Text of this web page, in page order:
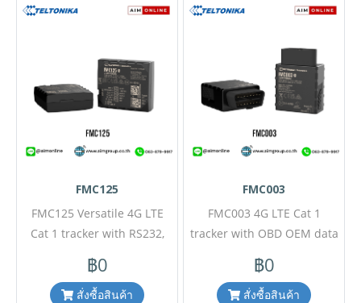
เช็คสต๊อกล่าสุดสินค้าก่อนสั่งซื้อ
FMC125
FMC125 Versatile 4G LTE
Cat 1 tracker with RS232,
ข้อมูลเพิ่มเติมติดต่อฝ่ายขาย
Line ID : @aimonline ฝ่าย
฿0
สั่งซื้อสินค้า
FMC003
FMC003 4G LTE Cat 1
tracker with OBD OEM data
ติดต่อฝ่ายขาย Line ID :
@aimonline ฝ่ายขายโทร:
฿0
สั่งซื้อสินค้า